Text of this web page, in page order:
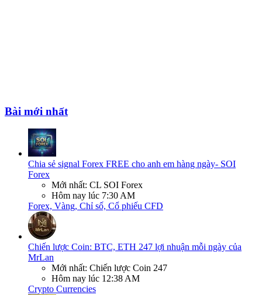
Bài mới nhất
Chia sẻ signal Forex FREE cho anh em hàng ngày- SOI
Forex
Mới nhất: CL SOI Forex
Hôm nay lúc 7:30 AM
Forex, Vàng, Chỉ số, Cổ phiếu CFD
Chiến lược Coin: BTC, ETH 247 lợi nhuận mỗi ngày của
MrLan
Mới nhất: Chiến lược Coin 247
Hôm nay lúc 12:38 AM
Crypto Currencies